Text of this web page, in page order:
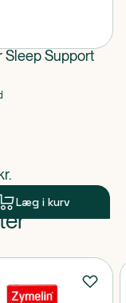
Sleep Support
pris
kr.
Læg i kurv